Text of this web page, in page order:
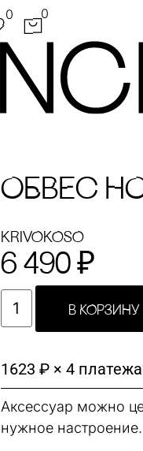
0 0
ОБВЕс
KRiVOKOSO
6 490 ₽
В КОРЗИНУ
1623 ₽ × 4 платежа
Аксессуар можно
нужное настроение.